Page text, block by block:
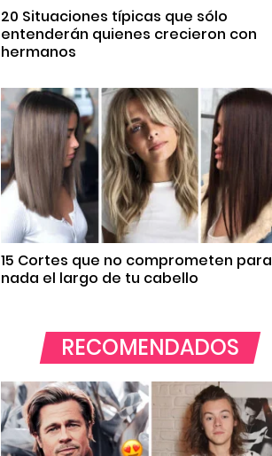
20 Situaciones típicas que sólo
entenderán quienes crecieron con
hermanos
15 Cortes que no comprometen para
nada el largo de tu cabello
RECOMENDADOS